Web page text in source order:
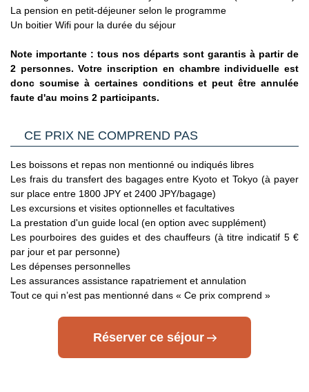
* Possibilité départs de Province avec supplément. Le pré
acheminement de Province pourra s'effectuer en avion ou
de réserver un hôtel de catégorie similaire sélectionné par
nos soins.
Nationale d'Identité française expirée peut être tolérée. En
pratique, les compagnies aériennes ne la tolèrent jamais.
C’est pourquoi il est impératif de privilégier un passeport
le cas où cette dernière est considérée par les autorités
françaises comme toujours en cours de validité.
Voyageurs mineurs voyageant seul: les formalités à
respecter se trouvent sur le site du Service Public en
Transit par la Grande Bretagne, les Etat-Unis et le Canada:
des formalités spécifiques s'appliquent.Nous vous invitons à
consulter les sites ci-dessous pour plus d’information :
- Grande Bretagne : sur le site du gouvernement britannique
en
Cliquant ici.
- Etats Unis : sur le site du Service Public en
Cliquant ici.
- Canada : sur le site du gouvernement canadien en
Pour les passagers binationaux ou de nationalité étrangère
il est préférable de vous rapprocher du consulat ou de
La pension en petit-déjeuner selon le programme
Un boitier Wifi pour la durée du séjour
Note importante : tous nos départs sont garantis à partir de
2 personnes. Votre inscription en chambre individuelle est
donc soumise à certaines conditions et peut être annulée
faute d'au moins 2 participants.
CE PRIX NE COMPREND PAS
Les boissons et repas non mentionné ou indiqués libres
Les frais du transfert des bagages entre Kyoto et Tokyo (à payer
sur place entre 1800 JPY et 2400 JPY/bagage)
Les excursions et visites optionnelles et facultatives
La prestation d'un guide local (en option avec supplément)
Les pourboires des guides et des chauffeurs (à titre indicatif 5 €
par jour et par personne)
Les dépenses personnelles
Les assurances assistance rapatriement et annulation
Tout ce qui n’est pas mentionné dans « Ce prix comprend »
Réserver ce séjour